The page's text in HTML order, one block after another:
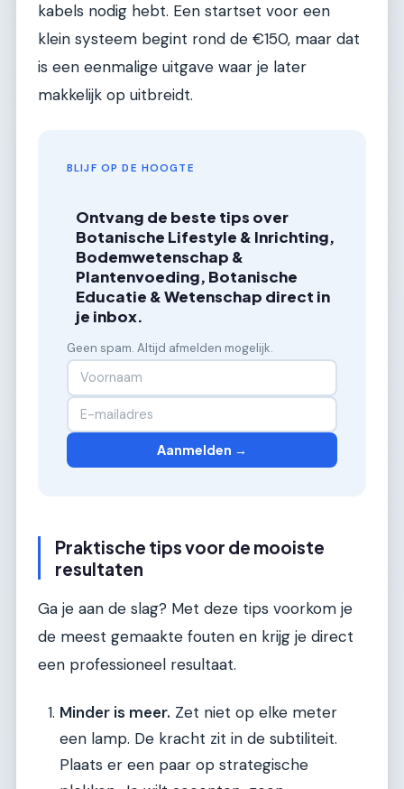
kabels nodig hebt. Een startset voor een
klein systeem begint rond de €150, maar dat
is een eenmalige uitgave waar je later
makkelijk op uitbreidt.
BLIJF OP DE HOOGTE
Ontvang de beste tips over
Botanische Lifestyle & Inrichting,
Bodemwetenschap &
Plantenvoeding, Botanische
Educatie & Wetenschap direct in
je inbox.
Geen spam. Altijd afmelden mogelijk.
Aanmelden →
Praktische tips voor de mooiste
resultaten
Ga je aan de slag? Met deze tips voorkom je
de meest gemaakte fouten en krijg je direct
een professioneel resultaat.
Minder is meer. Zet niet op elke meter
een lamp. De kracht zit in de subtiliteit.
Plaats er een paar op strategische